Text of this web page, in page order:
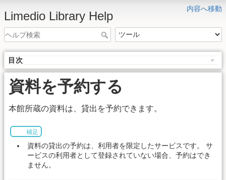
内容へ移動
Limedio Library Help
目次
資料を予約する
本館所蔵の資料は、貸出を予約できます。
補足
資料の貸出の予約は、利用者を限定したサービスです。 サ
ービスの利用者として登録されていない場合、予約はでき
ません。